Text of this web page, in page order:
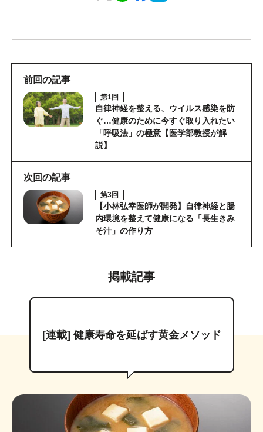
前回の記事
第1回
自律神経を整える、ウイルス感染を防
ぐ…健康のために今すぐ取り入れたい
「呼吸法」の極意【医学部教授が解
説】
次回の記事
第3回
【小林弘幸医師が開発】自律神経と腸
内環境を整えて健康になる「長生きみ
そ汁」の作り方
掲載記事
[連載] 健康寿命を延ばす黄金メソッド